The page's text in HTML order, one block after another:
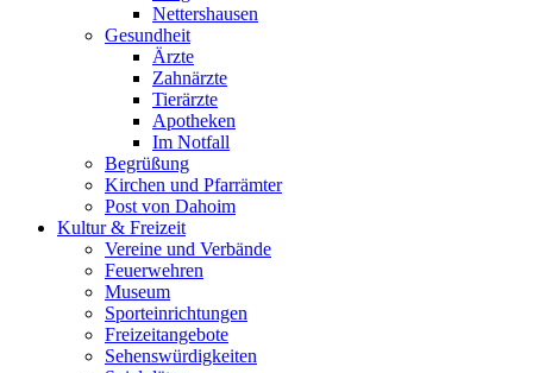
Nettershausen
Gesundheit
Ärzte
Zahnärzte
Tierärzte
Apotheken
Im Notfall
Begrüßung
Kirchen und Pfarrämter
Post von Dahoim
Kultur & Freizeit
Vereine und Verbände
Feuerwehren
Museum
Sporteinrichtungen
Freizeitangebote
Sehenswürdigkeiten